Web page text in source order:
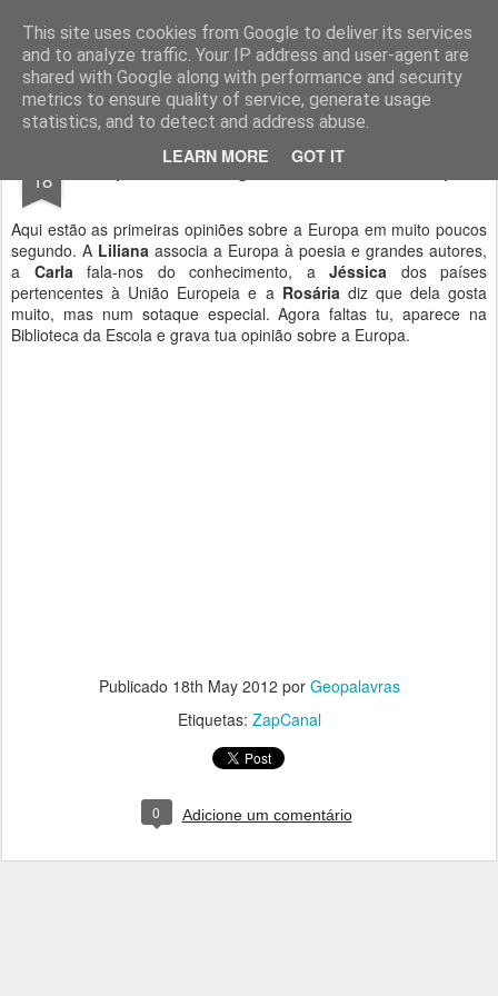
This site uses cookies from Google to deliver its services
and to analyze traffic. Your IP address and user-agent are
shared with Google along with performance and security
metrics to ensure quality of service, generate usage
statistics, and to detect and address abuse.
LEARN MORE GOT IT
Geopalavras
canal800 clique ZapCanal
18 Os primeiros segundos sobre a Europa.
Aqui estão as primeiras opiniões sobre a Europa em muito poucos
segundo. A Liliana associa a Europa à poesia e grandes autores,
a Carlafala-nos do conhecimento, a Jéssica dos países
pertencentes à União Europeia e a Rosáriadiz que dela gosta
muito, mas num sotaque especial. Agora faltas tu, aparece na
Biblioteca da Escola e grava tua opinião sobre a Europa.
Publicado 18th May 2012 por Geopalavras
Etiquetas: ZapCanal
0 Adicione um comentário